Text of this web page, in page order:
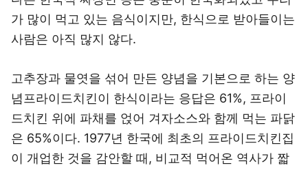
가 많이 먹고 있는 음식이지만, 한식으로 받아들이는
사람은 아직 많지 않다.
고추장과 물엿을 섞어 만든 양념을 기본으로 하는 양
념프라이드치킨이 한식이라는 응답은 61%, 프라이
드치킨 위에 파채를 얹어 겨자소스와 함께 먹는 파닭
은 65%이다. 1977년 한국에 최초의 프라이드치킨집
이 개업한 것을 감안할 때, 비교적 먹어온 역사가 짧